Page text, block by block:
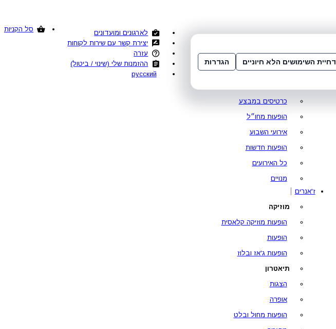
סל הקניות
עמוד ראשי
סופר פרייס
כרטיסים במבצע
הופעות מחו״ל
אירועי השבוע
הופעות חדשות
כל האירועים
מנויים
ז'אנרים
מוזיקה
הופעות מוזיקה קלאסית
הופעות
הופעות ג'אז ובלוז
תיאטרון
הצגות
אופרה
הופעות מחול ובלט
לארגונים ומועדונים
יצירת קשר עם שירות לקוחות
עזרה
ההזמנות שלי (שינוי / ביטול)
русский
דחיית השימושים הלא חיוניים הגדרות